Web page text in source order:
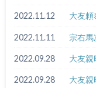
2022.11.12 大友頼
2022.11.11 宗右
2022.09.28 大友親
2022.09.28 大友